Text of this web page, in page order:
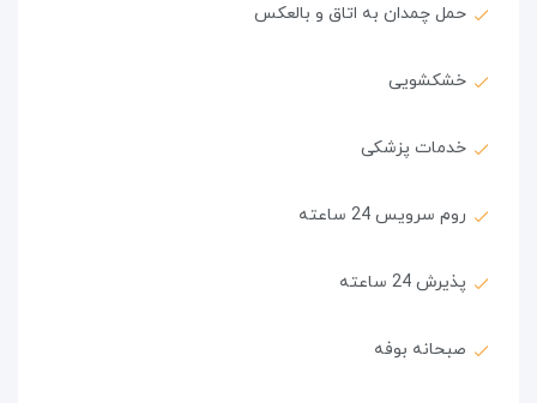
حمل چمدان به اتاق و بالعکس
خشکشویی
خدمات پزشکی
روم سرویس 24 ساعته
پذیرش 24 ساعته
صبحانه بوفه